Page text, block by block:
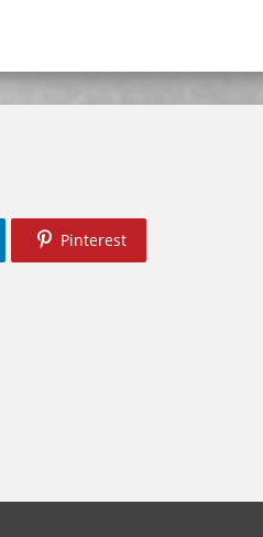
Pinterest